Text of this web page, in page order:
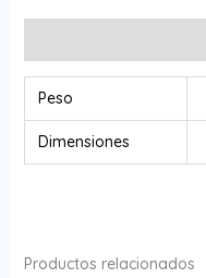
Peso
Dimensiones
Productos relacionados